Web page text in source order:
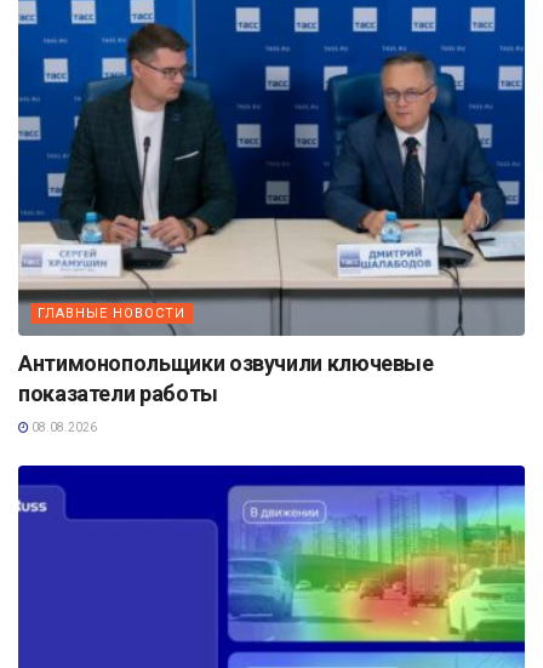
ГЛАВНЫЕ НОВОСТИ
Антимонопольщики озвучили ключевые
показатели работы
08.08.2026